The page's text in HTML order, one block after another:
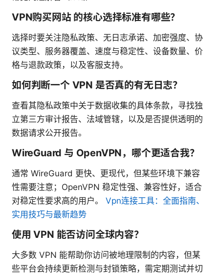
VPN购买网站 的核心选择标准有哪些？
选择时要关注隐私政策、无日志承诺、加密强度、协
议类型、服务器覆盖、速度与稳定性、设备数量、价
格与退款政策，以及客服支持。
如何判断一个 VPN 是否真的有无日志？
查看其隐私政策中关于数据收集的具体条款，寻找独
立第三方审计报告、法域管辖，以及是否提供透明的
数据请求公开报告。
WireGuard 与 OpenVPN，哪个更适合我？
通常 WireGuard 更快、更现代，但某些环境下兼容
性需要注意；OpenVPN 稳定性强、兼容性好，适合
对稳定性要求高的用户。 Vpn连接工具：全面指南、
实用技巧与最新趋势
使用 VPN 能否访问全球内容？
大多数 VPN 能帮助你访问被地理限制的内容，但某
些平台会持续更新检测与封锁策略，需定期测试并切